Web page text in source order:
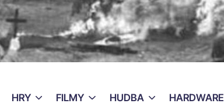
HRY FILMY HUDBA HARDWARE